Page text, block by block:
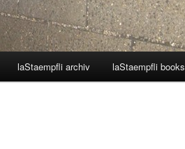
laStaempfli archiv laStaempfli books